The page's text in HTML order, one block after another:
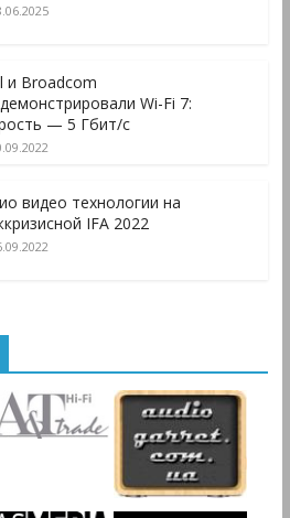
и Broadcom
Wi-Fi 7:
— 5 Гбит/с
видео технологии на
IFA 2022